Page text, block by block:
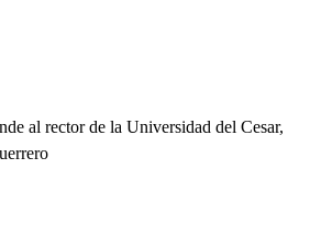
al rector de la Universidad del Cesar,